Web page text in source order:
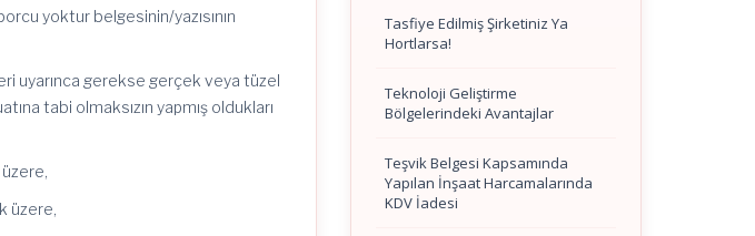
yoktur belgesinin/yazısının
uyarınca gerekse gerçek veya tüzel
tabi olmaksızın yapmış oldukları
üzere,
Tasfiye Edilmiş Şirketiniz Ya
Hortlarsa!
Teknoloji Geliştirme
Bölgelerindeki Avantajlar
Teşvik Belgesi Kapsamında
Yapılan İnşaat Harcamalarında
KDV İadesi